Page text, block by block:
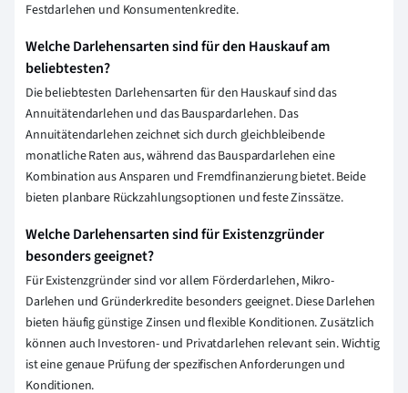
Festdarlehen und Konsumentenkredite.
Welche Darlehensarten sind für den Hauskauf am
beliebtesten?
Die beliebtesten Darlehensarten für den Hauskauf sind das
Annuitätendarlehen und das Bauspardarlehen. Das
Annuitätendarlehen zeichnet sich durch gleichbleibende
monatliche Raten aus, während das Bauspardarlehen eine
Kombination aus Ansparen und Fremdfinanzierung bietet. Beide
bieten planbare Rückzahlungsoptionen und feste Zinssätze.
Welche Darlehensarten sind für Existenzgründer
besonders geeignet?
Für Existenzgründer sind vor allem Förderdarlehen, Mikro-
Darlehen und Gründerkredite besonders geeignet. Diese Darlehen
bieten häufig günstige Zinsen und flexible Konditionen. Zusätzlich
können auch Investoren- und Privatdarlehen relevant sein. Wichtig
ist eine genaue Prüfung der spezifischen Anforderungen und
Konditionen.